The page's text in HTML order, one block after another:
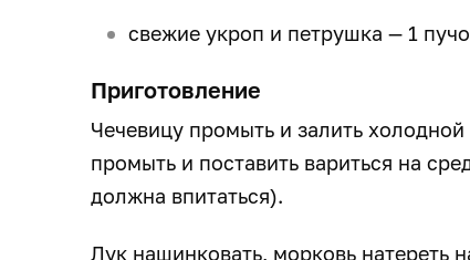
свежие укроп и петрушка — 1
Приготовление
Чечевицу промыть и залить
промыть и поставить вариться на
должна впитаться).
Лук нашинковать, морковь натереть